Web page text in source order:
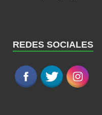
REDES SOCIALES